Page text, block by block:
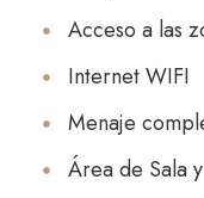
Acceso a las
Internet WIFI
Menaje
Área de Sala